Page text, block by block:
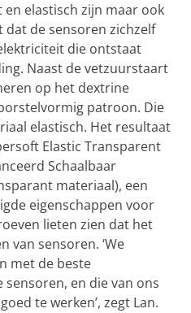
elastisch zijn maar ook
de sensoren zichzelf
die ontstaat
Naast de vetzuurstaart
op het dextrine
patroon. Die
elastisch. Het resultaat
Elastic Transparent
Schaalbaar
materiaal), een
eigenschappen voor
lieten zien dat het
van sensoren. ‘We
met de beste
en die van ons
te werken’, zegt Lan.